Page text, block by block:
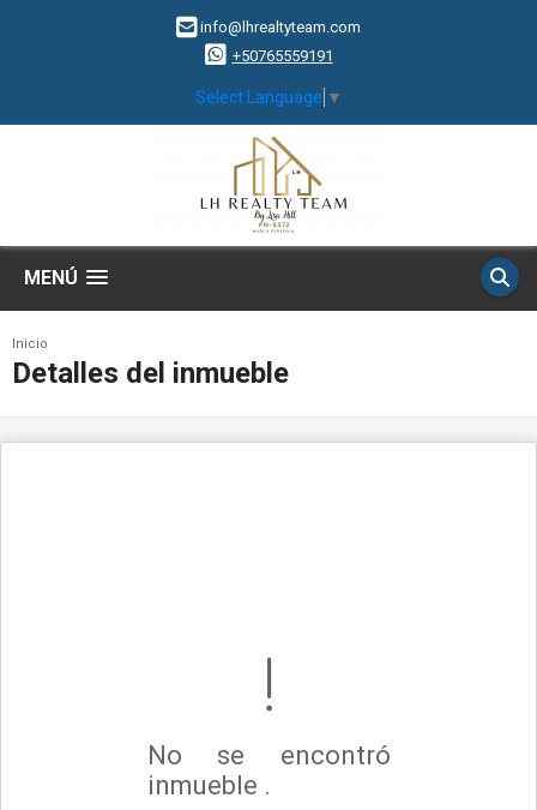
info@lhrealtyteam.com
+50765559191
Select Language ▼
MENÚ
Inicio
Detalles del inmueble
No se encontró
inmueble .